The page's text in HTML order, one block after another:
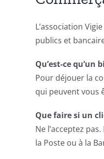
L’association
publics et
Qu’est-ce qu’un
Pour déjouer la
qui peuvent vous
Que faire si un
Ne l’acceptez
la Poste ou à la